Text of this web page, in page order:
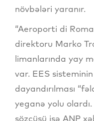
növbələri yaranır.
“Aeroporti di
direktoru Marko
limanlarında yay
var. EES
dayandırılması
yeganə yolu olardı.
sözçüsü isə ANP